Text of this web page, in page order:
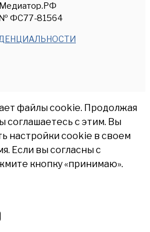
№ ФС77-81564
файлы cookie. Продолжая
соглашаетесь с этим. Вы
настройки cookie в своем
Если вы согласны с
кнопку «принимаю».